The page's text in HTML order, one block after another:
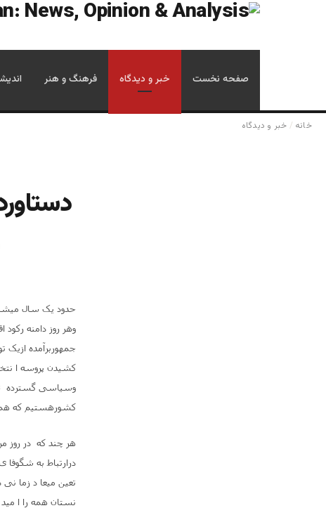
صفحه نخست خبر و دیدگاه فرهنگ و هنر
خانه / خبر و دیدگاه
حدود یک سال
وهر روز دامنه
جمهوربرآمده
کشیدن پروسه ا
وسیاسی گسترده
کشورهستیم که
هر چند که در
درارتباط به
تعین میعا د زما
نستان همه را ا